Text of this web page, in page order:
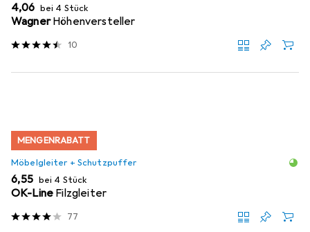
EUR
4,06 bei 4 Stück
Wagner Höhenversteller
10
MENGENRABATT
Möbelgleiter + Schutzpuffer
EUR
6,55 bei 4 Stück
OK-Line Filzgleiter
77